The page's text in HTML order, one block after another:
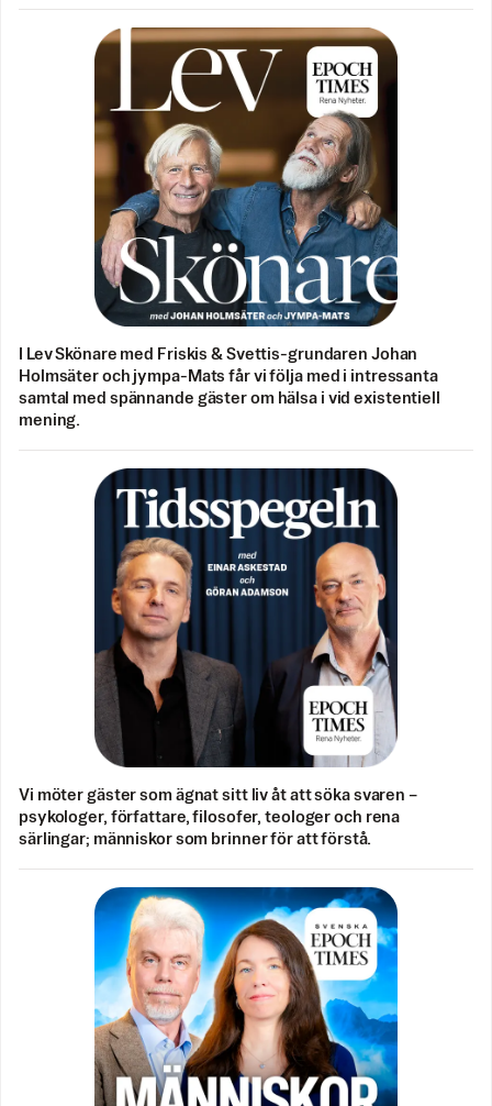
I Lev Skönare med Friskis & Svettis-grundaren Johan
Holmsäter och jympa-Mats får vi följa med i intressanta
samtal med spännande gäster om hälsa i vid existentiell
mening.
Vi möter gäster som ägnat sitt liv åt att söka svaren –
psykologer, författare, filosofer, teologer och rena
särlingar; människor som brinner för att förstå.